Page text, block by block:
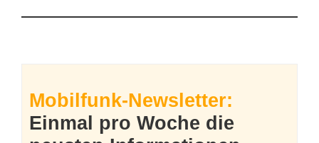
Mobilfunk-Newsletter:
Einmal pro Woche die